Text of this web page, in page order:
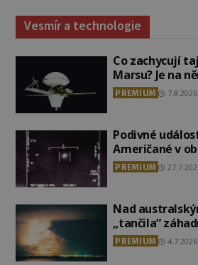
Vesmír a technologie
Co zachycují
Marsu? Je na
PREMIUM 7.8.2026
Podivné
Američané v
PREMIUM
Nad
„tančila“
PREMIUM 4.7.2026